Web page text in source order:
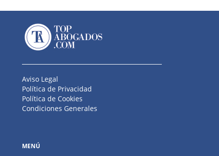
Aviso Legal
Política de Privacidad
Política de Cookies
Condiciones Generales
MENÚ